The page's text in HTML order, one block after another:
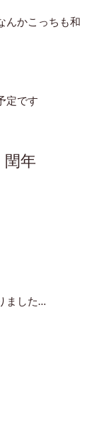
んかこっちも和
定です
年
ました…